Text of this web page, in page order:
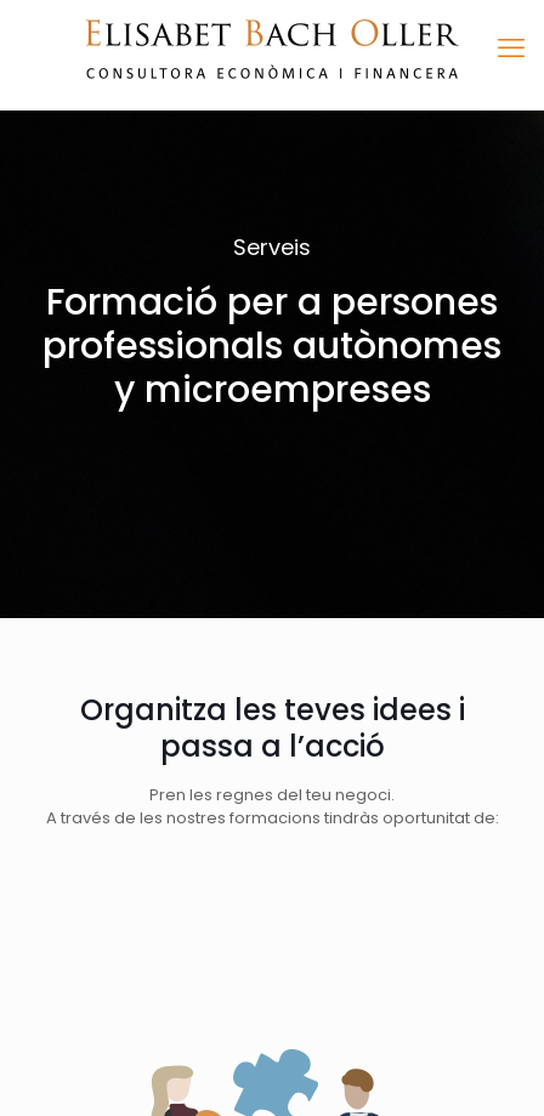
Serveis
Formació per a persones
professionals autònomes
y microempreses
Organitza les teves idees i
passa a l’acció
Pren les regnes del teu negoci.
A través de les nostres formacions tindràs oportunitat de: